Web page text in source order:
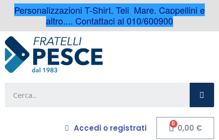
Personalizzazioni T-Shirt, Teli Mare, Cappellini e
altro.... Contattaci al 010/600900
Accedi o registrati 0,00 €